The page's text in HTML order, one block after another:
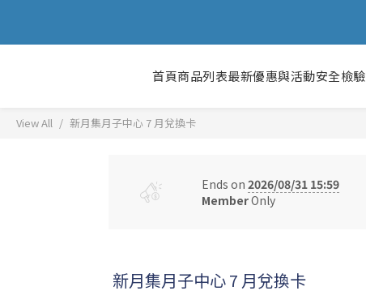
首頁商品列表最新優惠與活動安全檢驗
View All 新月集月子中心 7 月兌換卡
Ends on 2026/08/31 15:59
MemberOnly
新月集月子中心 7 月兌換卡